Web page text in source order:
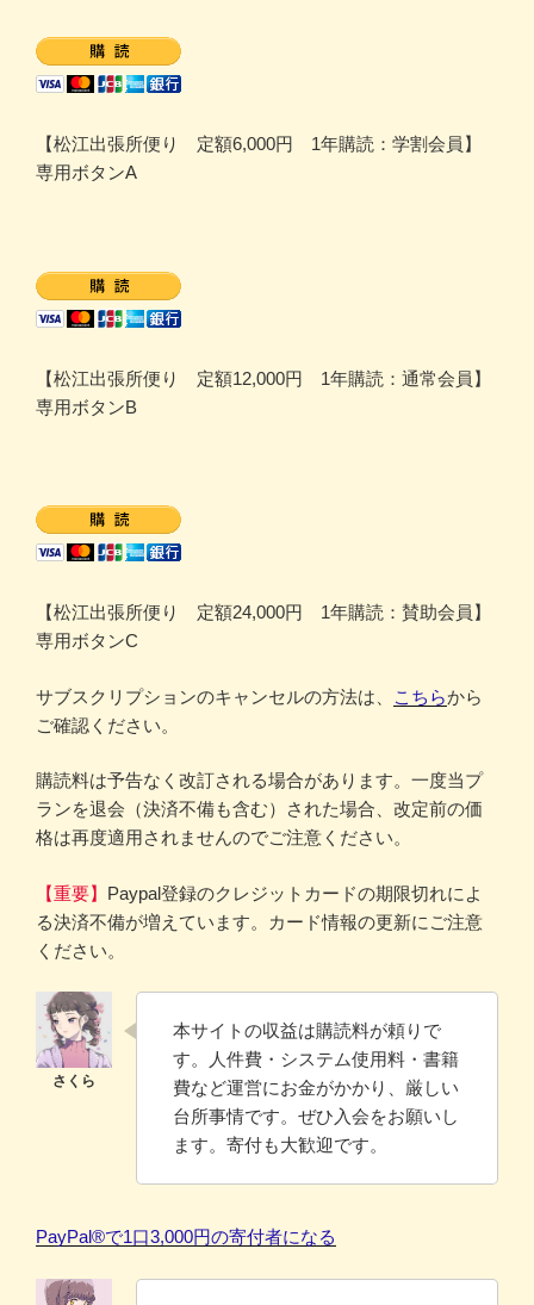
【松江出張所便り 定額6,000円 1年購読：学割会員】
専用ボタンA
【松江出張所便り 定額12,000円 1年購読：通常会員】
専用ボタンB
【松江出張所便り 定額24,000円 1年購読：賛助会員】
専用ボタンC
サブスクリプションのキャンセルの方法は、 こちらから
ご確認ください。
購読料は予告なく改訂される場合があります。一度当プ
ランを退会（決済不備も含む）された場合、改定前の価
格は再度適用されませんのでご注意ください。
【重要】 Paypal登録のクレジットカードの期限切れによ
る決済不備が増えています。カード情報の更新にご注意
ください。
本サイトの収益は購読料が頼りで
す。人件費・システム使用料・書籍
費など運営にお金がかかり、厳しい
台所事情です。ぜひ入会をお願いし
ます。寄付も大歓迎です。
PayPal®️で1口3,000円の寄付者になる